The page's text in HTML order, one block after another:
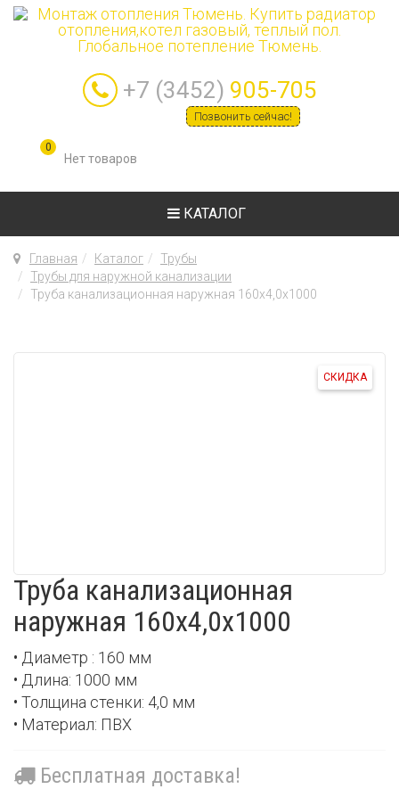
+7 (3452) 905-705
Позвонить сейчас!
0
КАТАЛОГ
Главная Каталог
Трубы
Трубы для наружной канализации
Труба канализационная наружная 160х4,0х1000
СКИДКА
Труба канализационная
наружная 160х4,0х1000
• Диаметр : 160 мм
• Длина: 1000 мм
• Толщина стенки: 4,0 мм
• Материал: ПВХ
Бесплатная доставка!